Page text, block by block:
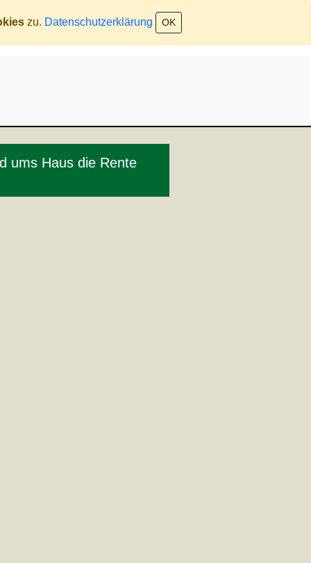
zu. Datenschutzerklärung OK
ums Haus die Rente